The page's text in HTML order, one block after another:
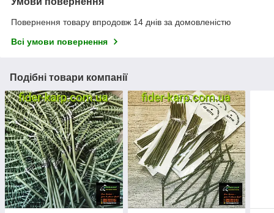
Повернення товару впродовж 14 днів за домовленістю
Всі умови повернення
Подібні товари компанії